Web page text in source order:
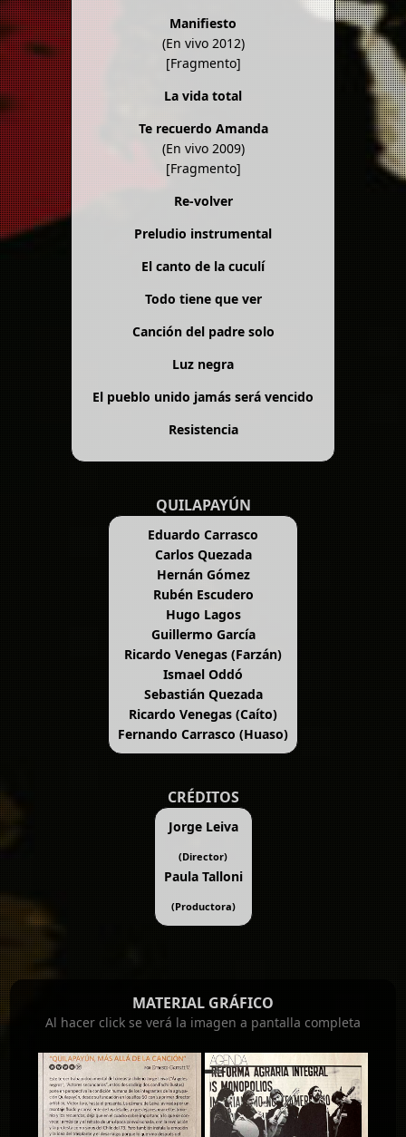
Manifiesto
(En vivo 2012)
[Fragmento]
La vida total
Te recuerdo Amanda
(En vivo 2009)
[Fragmento]
Re-volver
Preludio instrumental
El canto de la cuculí
Todo tiene que ver
Canción del padre solo
Luz negra
El pueblo unido jamás será vencido
Resistencia
QUILAPAYÚN
Eduardo Carrasco
Carlos Quezada
Hernán Gómez
Rubén Escudero
Hugo Lagos
Guillermo García
Ricardo Venegas (Farzán)
Ismael Oddó
Sebastián Quezada
Ricardo Venegas (Caíto)
Fernando Carrasco (Huaso)
CRÉDITOS
Jorge Leiva
(Director)
Paula Talloni
(Productora)
MATERIAL GRÁFICO
Al hacer click se verá la imagen a pantalla completa